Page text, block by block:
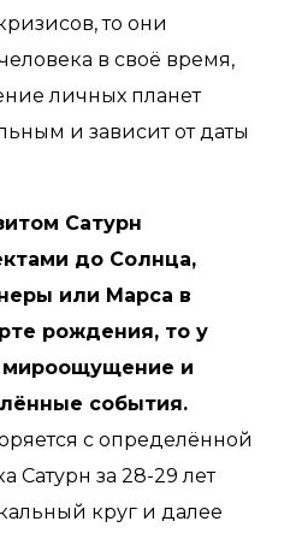
то они
в своё время,
личных планет
и зависит от даты
Сатурн
до Солнца,
или Марса в
рождения, то у
мироощущение и
события.
с определённой
Сатурн за 28-29 лет
круг и далее